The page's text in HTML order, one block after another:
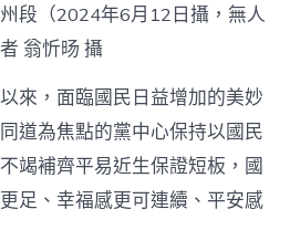
段（2024年6月12日攝，無人
翁忻旸 攝
來，面臨國民日益增加的美妙
道為焦點的黨中心保持以國民
竭補齊平易近生保證短板，國
足、幸福感更可連續、平安感